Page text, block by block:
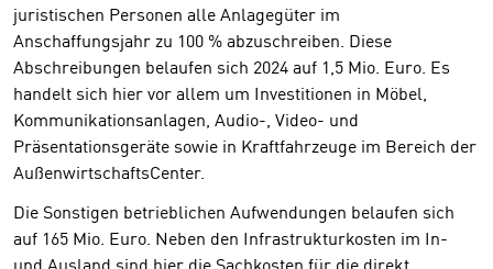
juristischen Personen alle Anlagegüter im
Anschaffungsjahr zu 100 % abzuschreiben. Diese
Abschreibungen belaufen sich 2024 auf 1,5 Mio. Euro. Es
handelt sich hier vor allem um Investitionen in Möbel,
Kommunikationsanlagen, Audio-, Video- und
Präsentationsgeräte sowie in Kraftfahrzeuge im Bereich der
AußenwirtschaftsCenter.
Die Sonstigen betrieblichen Aufwendungen belaufen sich
auf 165 Mio. Euro. Neben den Infrastrukturkosten im In-